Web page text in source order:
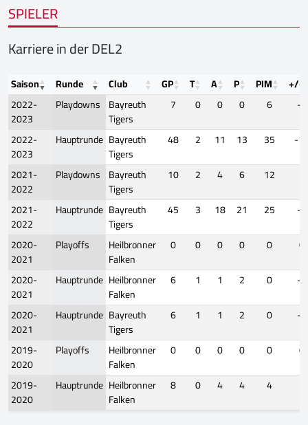
SPIELER
Karriere in der DEL2
Saison Runde Club GP T A P PIM
+/-
2022-
2023
Playdowns Bayreuth
Tigers
7 0 0 0 6
-1
2022-
2023
Hauptrunde Bayreuth
Tigers
48 2 11 13 35
-
2021-
2022
Playdowns Bayreuth
Tigers
10 2 4 6 12
2021-
2022
Hauptrunde Bayreuth
Tigers
45 3 18 21 25
-9
2020-
2021
Playoffs
Heilbronner
Falken
0 0 0 0 0
0
2020-
2021
Hauptrunde Heilbronner
Falken
6 1 1 2 0
-5
2020-
2021
Hauptrunde Bayreuth
Tigers
6 1 1 2 0
-5
2019-
2020
Playoffs
Heilbronner
Falken
0 0 0 0 0
0
2019-
2020
Hauptrunde Heilbronner
Falken
8 0 4 4 4